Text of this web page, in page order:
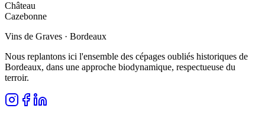
Château
Cazebonne
Vins de Graves · Bordeaux
Nous replantons ici l'ensemble des cépages oubliés historiques de
Bordeaux, dans une approche biodynamique, respectueuse du
terroir.